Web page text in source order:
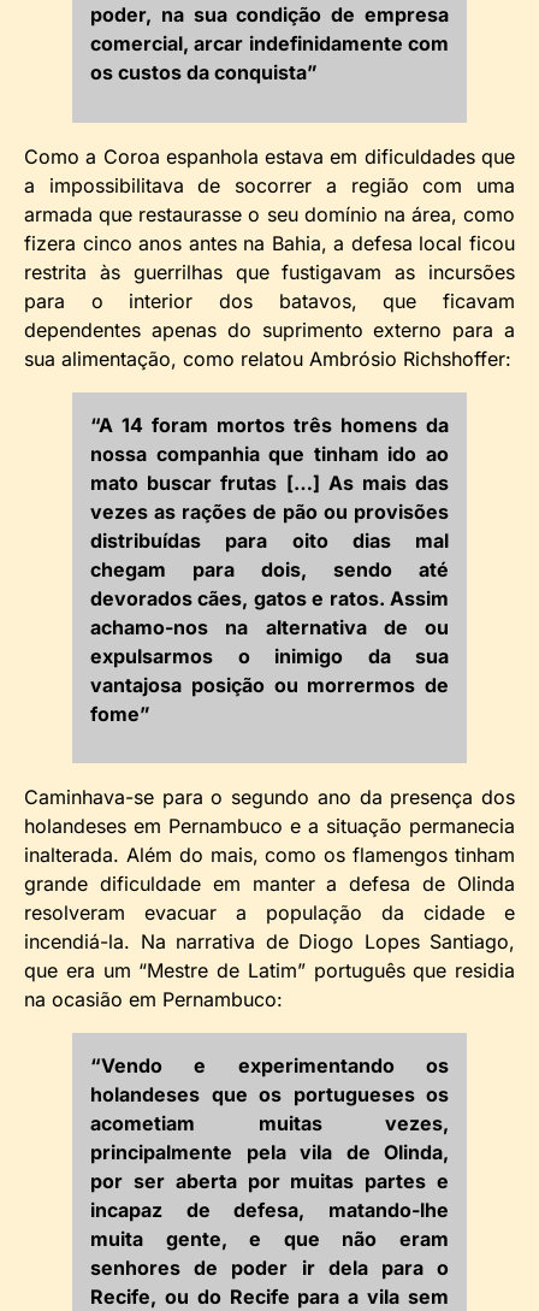
poder, na sua condição de empresa
comercial, arcar indefinidamente com
os custos da conquista”
Como a Coroa espanhola estava em dificuldades que
a impossibilitava de socorrer a região com uma
armada que restaurasse o seu domínio na área, como
fizera cinco anos antes na Bahia, a defesa local ficou
restrita às guerrilhas que fustigavam as incursões
para o interior dos batavos, que ficavam
dependentes apenas do suprimento externo para a
sua alimentação, como relatou Ambrósio Richshoffer:
“A 14 foram mortos três homens da
nossa companhia que tinham ido ao
mato buscar frutas […] As mais das
vezes as rações de pão ou provisões
distribuídas para oito dias mal
chegam para dois, sendo até
devorados cães, gatos e ratos. Assim
achamo-nos na alternativa de ou
expulsarmos o inimigo da sua
vantajosa posição ou morrermos de
fome”
Caminhava-se para o segundo ano da presença dos
holandeses em Pernambuco e a situação permanecia
inalterada. Além do mais, como os flamengos tinham
grande dificuldade em manter a defesa de Olinda
resolveram evacuar a população da cidade e
incendiá-la. Na narrativa de Diogo Lopes Santiago,
que era um “Mestre de Latim” português que residia
na ocasião em Pernambuco:
“Vendo e experimentando os
holandeses que os portugueses os
acometiam muitas vezes,
principalmente pela vila de Olinda,
por ser aberta por muitas partes e
incapaz de defesa, matando-lhe
muita gente, e que não eram
senhores de poder ir dela para o
Recife, ou do Recife para a vila sem